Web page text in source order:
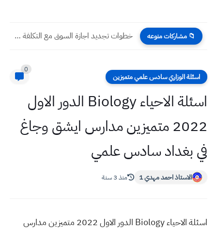
📁 مشاركات منوعه خطوات تجديد اجازة السوق مع التكلفة والرسوم
اسئلة الوزاري سادس علمي متميزين
0
اسئلة الاحياء Biology الدور الاول
2022 متميزين مدارس ايشق وجاغ
في بغداد سادس علمي
الاستاذ احمد مهدي 1 منذ 3 سنة
اسئلة الاحياء Biology الدور الاول 2022 متميزين مدارس